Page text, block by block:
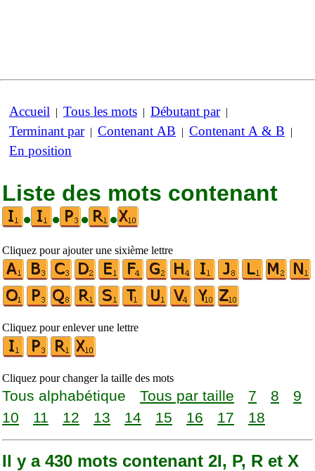
Accueil | Tous les mots | Débutant par|
Terminant par| Contenant AB | Contenant A & B |
En position
Liste des mots contenant
•
• • •
Cliquez pour ajouter une sixième lettre
Cliquez pour enlever une lettre
Cliquez pour changer la taille des mots
Tous alphabétique Tous par taille 7 8
9
10
11 12 13 14 15 16 17 18
Il y a 430 mots contenant 2I, P, R et X